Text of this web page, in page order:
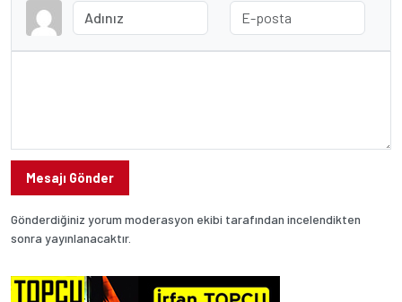
Mesajı Gönder
Gönderdiğiniz yorum moderasyon ekibi tarafından incelendikten
sonra yayınlanacaktır.